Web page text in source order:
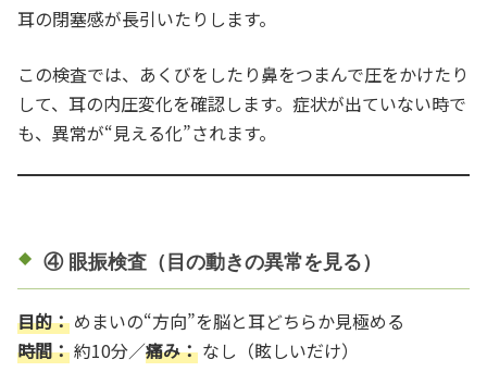
耳の閉塞感が長引いたりします。
この検査では、あくびをしたり鼻をつまんで圧をかけたり
して、耳の内圧変化を確認します。症状が出ていない時で
も、異常が“見える化”されます。
④ 眼振検査（目の動きの異常を見る）
目的： めまいの“方向”を脳と耳どちらか見極める
時間：約10分／痛み： なし（眩しいだけ）